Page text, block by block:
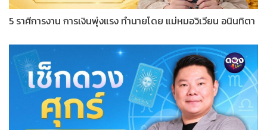
5 ราศีการงาน การเงินพุ่งแรง ทำนายโดย แม่หมอวิเวียน อนินทิตา